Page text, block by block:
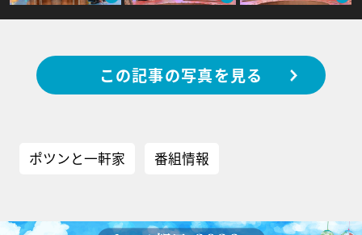
この記事の写真を見る
ポツンと一軒家 番組情報